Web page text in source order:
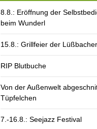
8.8.: Eröffnung der
beim Wunderl
15.8.: Grillfeier der
RIP Blutbuche
Von der Außenwelt
Tüpfelchen
7.-16.8.: Seejazz Festival